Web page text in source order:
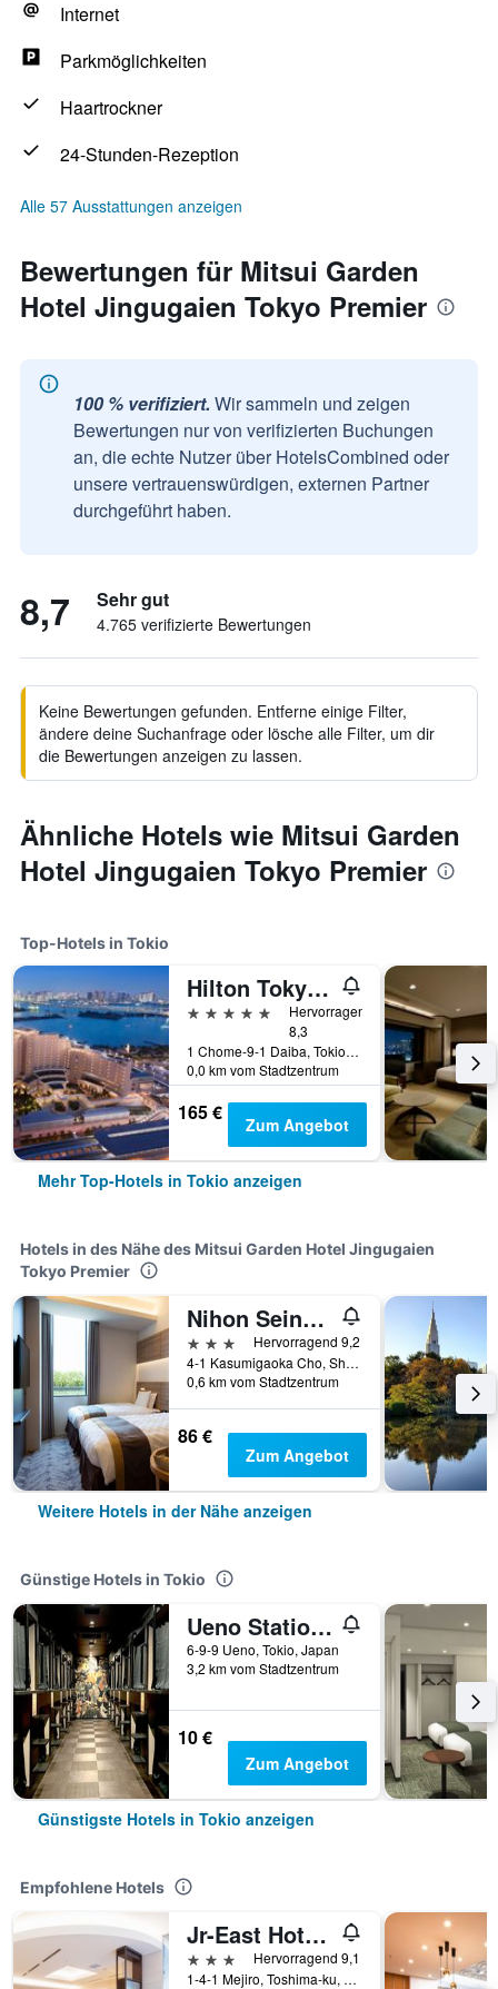
Internet
Parkmöglichkeiten
Haartrockner
24-Stunden-Rezeption
Alle 57 Ausstattungen anzeigen
Bewertungen für Mitsui Garden
Hotel Jingugaien Tokyo Premier
100 % verifiziert. Wir sammeln und zeigen
Bewertungen nur von verifizierten Buchungen
an, die echte Nutzer über HotelsCombined oder
unsere vertrauenswürdigen, externen Partner
durchgeführt haben.
8,7 Sehr gut
4.765 verifizierte Bewertungen
Keine Bewertungen gefunden. Entferne einige Filter,
ändere deine Suchanfrage oder lösche alle Filter, um dir
die Bewertungen anzeigen zu lassen.
Ähnliche Hotels wie Mitsui Garden
Hotel Jingugaien Tokyo Premier
Top-Hotels in Tokio
Hilton Tokyo Odaiba
5 Sterne
Hervorragend
8,3
1 Chome-9-1 Daiba, Tokio, Japan
0,0 km vom Stadtzentrum
165 € Zum Angebot
Mehr Top-Hotels in Tokio anzeigen
Hotels in des Nähe des Mitsui Garden Hotel Jingugaien
Tokyo Premier
Nihon Seinenkan Hotel
3 Sterne
Hervorragend 9,2
4-1 Kasumigaoka Cho, Shinjuku-ku, Tokio, Japan
0,6 km vom Stadtzentrum
86 €
Zum Angebot
Weitere Hotels in der Nähe anzeigen
Günstige Hotels in Tokio
Ueno Station Hostel Oriental 1 Male Only
6-9-9 Ueno, Tokio, Japan
3,2 km vom Stadtzentrum
10 €
Zum Angebot
Günstigste Hotels in Tokio anzeigen
Empfohlene Hotels
Jr-East Hotel Mets Mejiro
3 Sterne
Hervorragend 9,1
1-4-1 Mejiro, Toshima-ku, Tokio, Japan